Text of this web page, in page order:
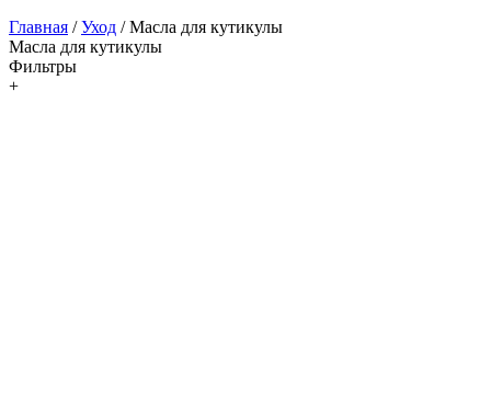
Главная /Уход /Масла для кутикулы
Масла для кутикулы
Фильтры
+